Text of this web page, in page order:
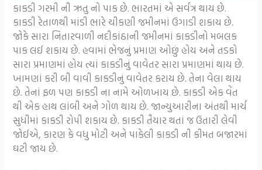
કાકડી ગરમી ની ઋતુ નો પાક છે. ભારતમાં એ સર્વત્ર થાય છે.
કાકડી રેતાળથી માંડી ભારે ચીકણી જમીનમાં ઉગાડી શકાય છે.
જોકે સારા નિતારવાળી નદીકાંઠાની જમીનમાં કાકડીનો મબલક
પાક લઈ શકાય છે. હવામાં ભેજનું પ્રમાણ ઓછું હોય અને તડકો
સારા પ્રમાણમાં હોય ત્યાં કાકડીનું વાવેતર સારા પ્રમાણમાં થાય છે.
ખામણાં કરી બી વાવી કાકડીનું વાવેતર કરાય છે. તેના વેલા થાય
છે. તેનાં ફળ પણ કાકડી ના નામે ઓળખાય છે. કાકડી એક વેંત
થી એક હાથ લાંબી અને ગોળ થાય છે. જાન્યુઆરીના અંતથી માર્ચ
સુધીમાં કાકડી રોપી શકાય છે. કાકડી તૈયાર થતાં જ ઉતારી લેવી
જોઈએ, કારણ કે વધુ મોટી અને પાકેલી કાકડી ની કીમત બજારમાં
ઘટી જાય છે.